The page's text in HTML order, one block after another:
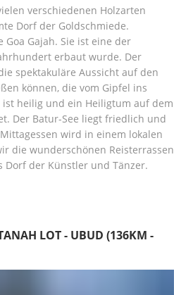
verschiedenen Holzarten
Dorf der Goldschmiede.
Gajah. Sie ist eine der
erbaut wurde. Der
spektakuläre Aussicht auf den
können, die vom Gipfel ins
heilig und ein Heiligtum auf dem
Der Batur-See liegt friedlich und
wird in einem lokalen
die wunderschönen Reisterrassen
Dorf der Künstler und Tänzer.
LOT - UBUD (136KM -